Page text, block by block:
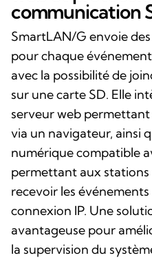
communication
SmartLAN/G envoie
pour chaque
avec la possibilité de
sur une carte SD. Elle
serveur web
via un navigateur, ainsi
numérique compatible
permettant aux stations
recevoir les
connexion IP. Une
avantageuse pour
la supervision du